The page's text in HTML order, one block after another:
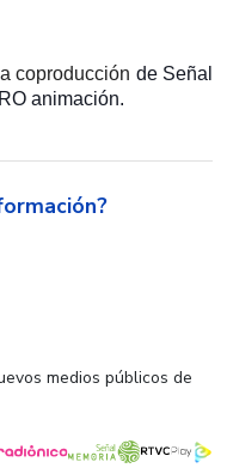
coproducción de Señal
animación.
medios públicos de